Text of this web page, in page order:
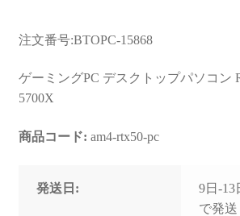
注文番号:BTOPC-15868
ゲーミングPC デスクトップパソコン
5700X
商品コード: am4-rtx50-pc
発送日:
9日-13
で発送